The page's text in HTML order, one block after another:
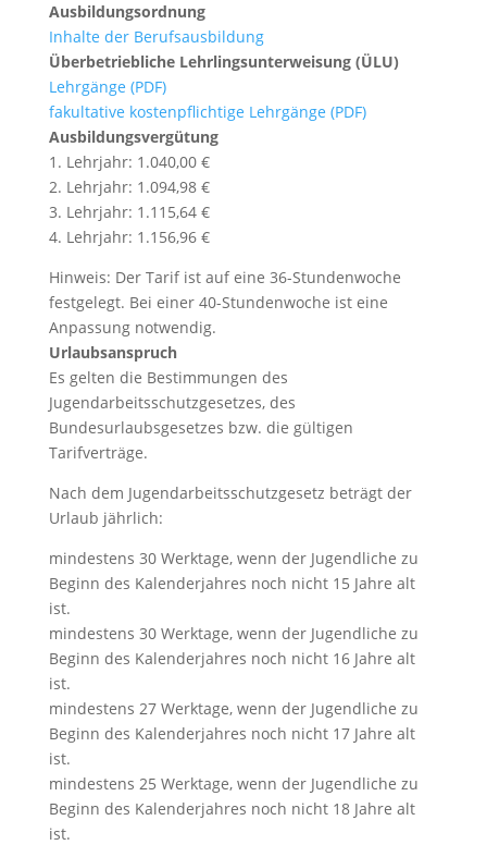
Ausbildungsordnung
Inhalte der Berufsausbildung
Überbetriebliche Lehrlingsunterweisung (ÜLU)
Lehrgänge (PDF)
fakultative kostenpflichtige Lehrgänge (PDF)
Ausbildungsvergütung
1. Lehrjahr: 1.040,00 €
2. Lehrjahr: 1.094,98 €
3. Lehrjahr: 1.115,64 €
4. Lehrjahr: 1.156,96 €
Hinweis: Der Tarif ist auf eine 36-Stundenwoche
festgelegt. Bei einer 40-Stundenwoche ist eine
Anpassung notwendig.
Urlaubsanspruch
Es gelten die Bestimmungen des
Jugendarbeitsschutzgesetzes, des
Bundesurlaubsgesetzes bzw. die gültigen
Tarifverträge.
Nach dem Jugendarbeitsschutzgesetz beträgt der
Urlaub jährlich:
mindestens 30 Werktage, wenn der Jugendliche zu
Beginn des Kalenderjahres noch nicht 15 Jahre alt
ist.
mindestens 30 Werktage, wenn der Jugendliche zu
Beginn des Kalenderjahres noch nicht 16 Jahre alt
ist.
mindestens 27 Werktage, wenn der Jugendliche zu
Beginn des Kalenderjahres noch nicht 17 Jahre alt
ist.
mindestens 25 Werktage, wenn der Jugendliche zu
Beginn des Kalenderjahres noch nicht 18 Jahre alt
ist.